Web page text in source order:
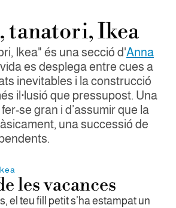
tanatori, Ikea
Ikea" és una secció d'Anna
es desplega entre cues a
inevitables i la construcció
il·lusió que pressupost. Una
se gran i d’assumir que la
una successió de
les vacances
el teu fill petit s’ha estampat un